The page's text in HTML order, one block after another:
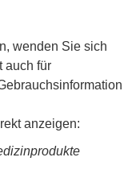
wenden Sie sich
auch für
anzeigen: